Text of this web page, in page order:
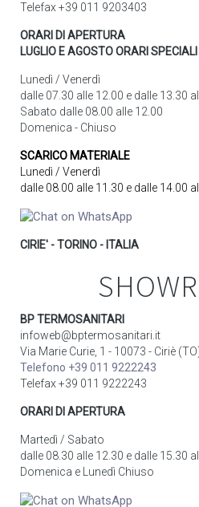
Telefax +39 011 9203403
ORARI DI APERTURA
LUGLIO E AGOSTO ORARI
Lunedì / Venerdì
dalle 07.30 alle 12.00 e dalle 13.30
Sabato dalle 08.00 alle 12.00
Domenica - Chiuso
SCARICO MATERIALE
Lunedì / Venerdì
dalle 08.00 alle 11.30 e dalle 14.00
CIRIE' - TORINO - ITALIA
BP TERMOSANITARI
infoweb@bptermosanitari.it
Via Marie Curie, 1 - 10073 - Ciriè
Telefono +39 011 9222243
Telefax +39 011 9222243
ORARI DI APERTURA
Martedì / Sabato
dalle 08.30 alle 12.30 e dalle 15.30
Domenica e Lunedì Chiuso